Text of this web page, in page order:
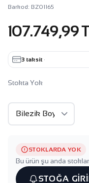
Barkod: BZ01165
107.749,99
3 taksit ·
Stokta Yok
STOKLARDA YOK
Bu ürün şu anda
STOĞA